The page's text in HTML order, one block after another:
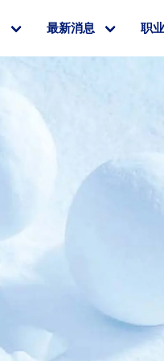
最新消息 职